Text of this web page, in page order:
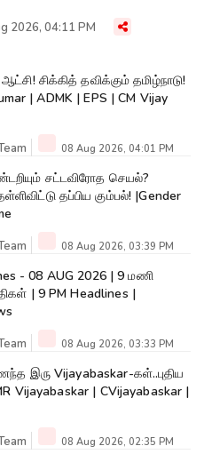
2026, 04:11 PM
சிக்கித் தவிக்கும் தமிழ்நாடு!
| ADMK | EPS | CM Vijay
08 Aug 2026, 04:01 PM
சட்டவிரோத செயல்?
தப்பிய கும்பல்! |Gender
08 Aug 2026, 03:39 PM
- 08 AUG 2026 | 9 மணி
| 9 PM Headlines |
08 Aug 2026, 03:33 PM
இரு Vijayabaskar-கள்..புதிய
Vijayabaskar | CVijayabaskar |
08 Aug 2026, 02:35 PM